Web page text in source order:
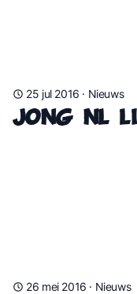
25 jul 2016 · Nieuws
Jong NL
26 mei 2016 · Nieuws